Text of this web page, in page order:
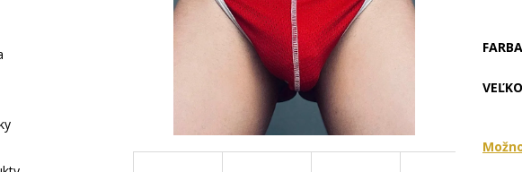
FARBA
Odporúčame